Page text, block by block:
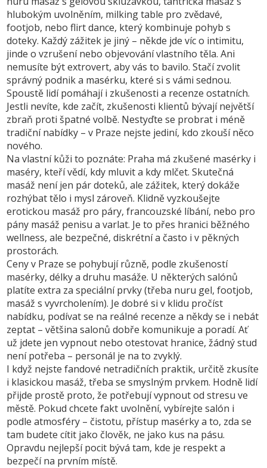
hlubokým uvolněním, milking table pro zvědavé,
footjob, nebo flirt dance, který kombinuje pohyb s
doteky. Každý zážitek je jiný – někde jde víc o intimitu,
jinde o vzrušení nebo objevování vlastního těla. Ani
nemusíte být extrovert, aby vás to bavilo. Stačí zvolit
správný podnik a masérku, které si s vámi sednou.
Spoustě lidí pomáhají i zkušenosti a recenze ostatních.
Jestli nevíte, kde začít, zkušenosti klientů bývají největší
zbraň proti špatné volbě. Nestyďte se probrat i méně
tradiční nabídky – v Praze nejste jediní, kdo zkouší něco
nového.
Na vlastní kůži to poznáte: Praha má zkušené masérky i
maséry, kteří vědí, kdy mluvit a kdy mlčet. Skutečná
masáž není jen pár doteků, ale zážitek, který dokáže
rozhýbat tělo i mysl zároveň. Klidně vyzkoušejte
erotickou masáž pro páry, francouzské líbání, nebo pro
pány masáž penisu a varlat. Je to přes hranici běžného
wellness, ale bezpečné, diskrétní a často i v pěkných
prostorách.
Ceny v Praze se pohybují různě, podle zkušeností
masérky, délky a druhu masáže. U některých salónů
platíte extra za speciální prvky (třeba nuru gel, footjob,
masáž s vyvrcholením). Je dobré si v klidu pročíst
nabídku, podívat se na reálné recenze a někdy se i nebát
zeptat – většina salonů dobře komunikuje a poradí. Ať
už jdete jen vypnout nebo otestovat hranice, žádný stud
není potřeba – personál je na to zvyklý.
I když nejste fandové netradičních praktik, určitě zkusíte
i klasickou masáž, třeba se smyslným prvkem. Hodně lidí
přijde prostě proto, že potřebují vypnout od stresu ve
městě. Pokud chcete fakt uvolnění, vybírejte salón i
podle atmosféry – čistotu, přístup masérky a to, zda se
tam budete cítit jako člověk, ne jako kus na pásu.
Opravdu nejlepší pocit bývá tam, kde je respekt a
bezpečí na prvním místě.